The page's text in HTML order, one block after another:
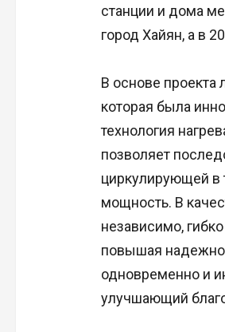
станции и дома
город Хайян, а в
В основе проекта
которая была
технология
позволяет
циркулирующей в
мощность. В
независимо,
повышая
одновременно и
улучшающий